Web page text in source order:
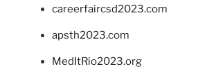
careerfaircsd2023.com
apsth2023.com
MedItRio2023.org